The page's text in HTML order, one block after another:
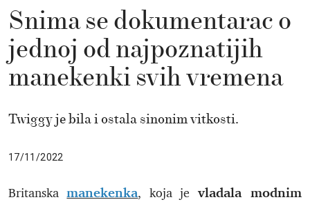
Snima se dokumentarac o
jednoj od najpoznatijih
manekenki svih vremena
Twiggy je bila i ostala sinonim vitkosti.
17/11/2022
Britanskamanekenka, koja jevladala modnim